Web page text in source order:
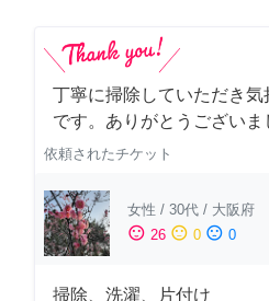
丁寧に掃除していただき
です。ありがとうございま
依頼されたチケット
女性 / 30代 / 大阪府
sentiment_satisfied 26 sentiment_neutral 0 sentiment_dissatisfied 0
掃除、洗濯、片付け